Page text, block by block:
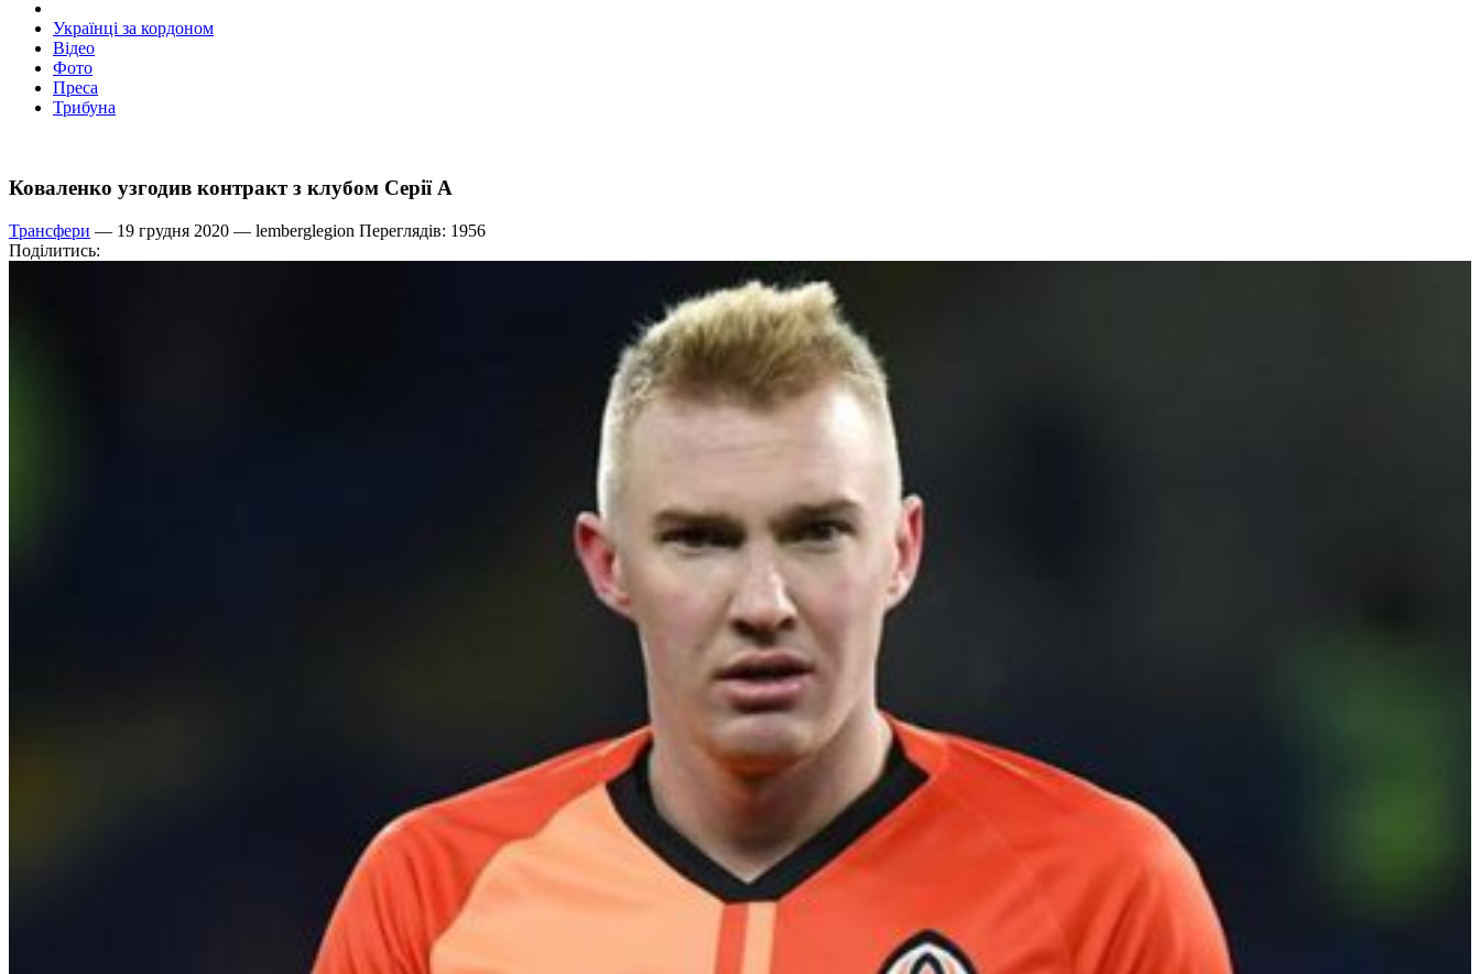
Українці за кордоном
Відео
Фото
Преса
Трибуна
Коваленко узгодив контракт з клубом Серії А
Трансфери — 19 грудня 2020 — lemberglegion Переглядів: 1956
Поділитись: